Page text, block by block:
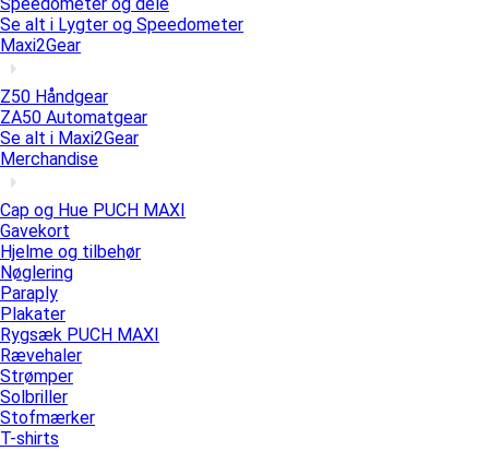
Speedometer og dele
Se alt i Lygter og Speedometer
Maxi2Gear
Z50 Håndgear
ZA50 Automatgear
Se alt i Maxi2Gear
Merchandise
Cap og Hue PUCH MAXI
Gavekort
Hjelme og tilbehør
Nøglering
Paraply
Plakater
Rygsæk PUCH MAXI
Rævehaler
Strømper
Solbriller
Stofmærker
T-shirts